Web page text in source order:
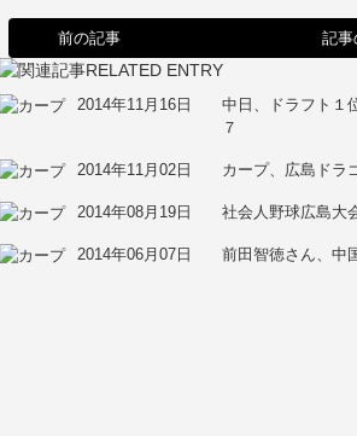
前の記事 記事
2014年11月16日
中日、ドラフト１
７
2014年11月02日 カープ、広島ドラ
2014年08月19日 社会人野球広島大
2014年06月07日 前田智徳さん、中